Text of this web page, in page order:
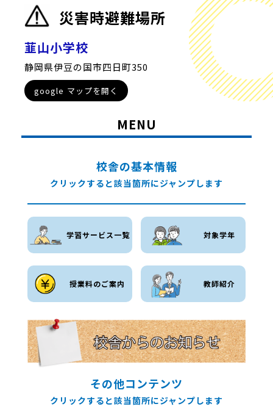
災害時避難場所
韮山小学校
静岡県伊豆の国市四日町350
google マップを開く
MENU
校舎の基本情報
クリックすると該当箇所にジャンプします
学習サービス一覧 対象学年
授業料のご案内 教師紹介
その他コンテンツ
クリックすると該当箇所にジャンプします